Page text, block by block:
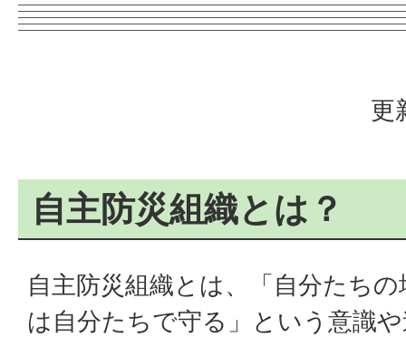
更
自主防災組織とは？
自主防災組織とは、「自分たちの
は自分たちで守る」という意識